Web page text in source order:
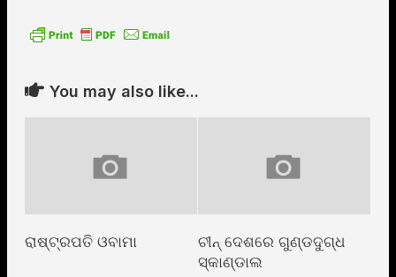
You may also like...
ରାଷ୍ଟ୍ରପତି ଓବାମା
ଚୀନ୍ ଦେଶରେ ଗୁଣ୍ଡଦୁଗ୍ଧ
ସ୍କାଣ୍ଡାଲ